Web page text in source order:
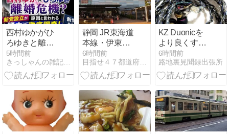
西村ゆかがひ
ろゆきと離婚
危機？新党設
立が原因と言
われる理由を
5時間前
きっしゃんの雑記ブログ
静岡 JR東海道
本線・伊東
線・東海道新
幹線 熱海駅 ス
タンプ
6時間前
目指せ４７都道府県の旅
KZ Duonicを
より良くする
話
6時間前
路地裏見聞録出張所